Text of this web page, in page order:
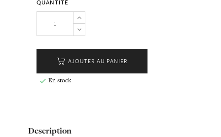
QUANTITÉ
AJOUTER AU PANIER
 En stock
Description